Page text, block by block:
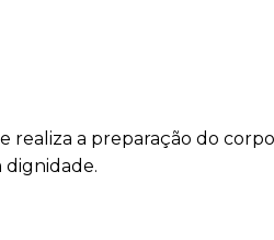
a preparação do
dignidade.